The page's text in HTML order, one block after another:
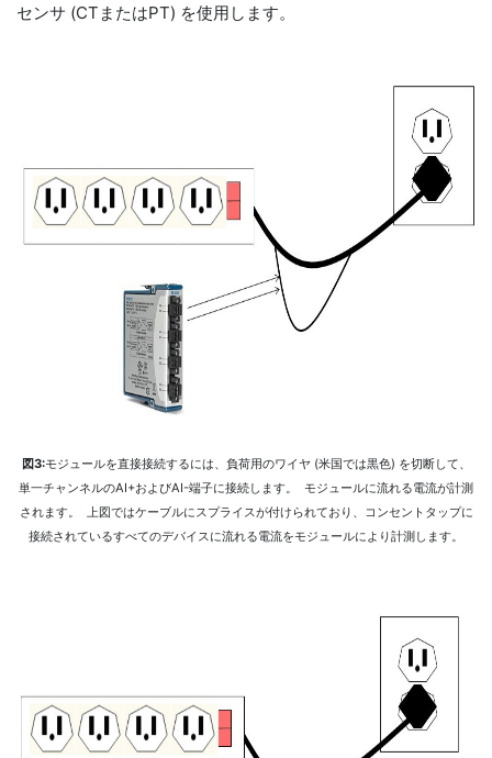
センサ (CTまたはPT) を使用します。
図3:モジュールを直接接続するには、負荷用のワイヤ (米国では黒色) を切断して、
単一チャンネルのAI+およびAI-端子に接続します。 モジュールに流れる電流が計測
されます。 上図ではケーブルにスプライスが付けられており、コンセントタップに
接続されているすべてのデバイスに流れる電流をモジュールにより計測します。